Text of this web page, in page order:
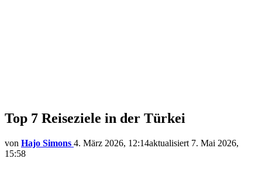
Top 7 Reiseziele in der Türkei
von Hajo Simons 4. März 2026, 12:14aktualisiert 7. Mai 2026,
15:58